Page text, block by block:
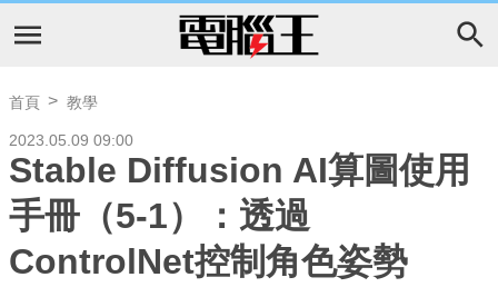
首頁 教學
2023.05.09 09:00
Stable Diffusion AI算圖使用
手冊（5-1）：透過
ControlNet控制角色姿勢